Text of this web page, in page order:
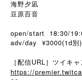
海野夕凪
豆原百音
open/start 18:30/
adv/day ¥3000(1d別)
［配信URL］ツイキ
https://